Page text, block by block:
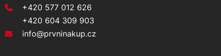
+420 577 012 626
+420 604 309 903
info@prvninakup.cz